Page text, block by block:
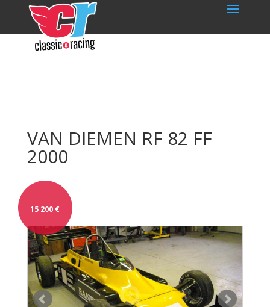
VAN DIEMEN RF 82 FF
2000
15 200 €